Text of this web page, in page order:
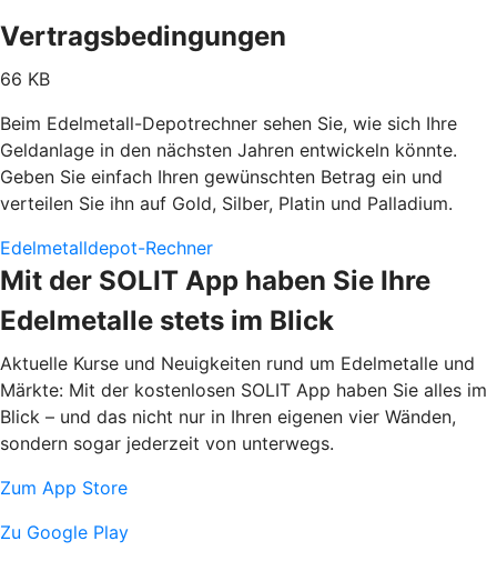
Vertragsbedingungen
66 KB
Beim Edelmetall-Depotrechner sehen Sie, wie sich Ihre
Geldanlage in den nächsten Jahren entwickeln könnte.
Geben Sie einfach Ihren gewünschten Betrag ein und
verteilen Sie ihn auf Gold, Silber, Platin und Palladium.
Edelmetalldepot-Rechner
Mit der SOLIT App haben Sie Ihre
Edelmetalle stets im Blick
Aktuelle Kurse und Neuigkeiten rund um Edelmetalle und
Märkte: Mit der kostenlosen SOLIT App haben Sie alles im
Blick – und das nicht nur in Ihren eigenen vier Wänden,
sondern sogar jederzeit von unterwegs.
Zum App Store
Zu Google Play